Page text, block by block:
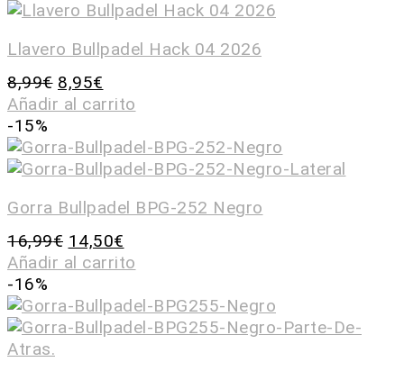
Llavero Bullpadel Hack 04 2026
8,99€ 8,95€
Añadir al carrito
-15%
Gorra Bullpadel BPG-252 Negro
16,99€ 14,50€
Añadir al carrito
-16%